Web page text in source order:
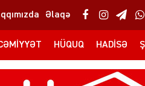
Əlaqə
HÜQUQ HADISƏ